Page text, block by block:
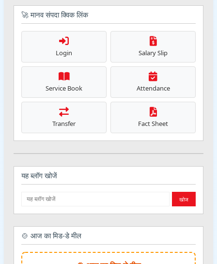
🚀 मानव संपदा क्विक लिंक
Login Salary Slip
Service Book Attendance
Transfer Fact Sheet
यह ब्लॉग खोजें
🍲 आज का मिड-डे मील